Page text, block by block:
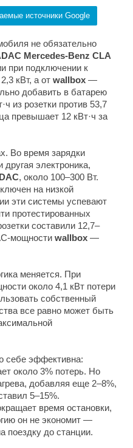
источники Google
не обязательно
Mercedes-Benz CLA
при подключении к
кВт, а от wallbox —
добавить в батарею
из розетки против 53,7
превышает 12 кВт·ч за
Во время зарядки
электроника,
, около 100–300 Вт.
на низкой
эти системы успевают
протестированных
составили 12,7–
мощности wallbox —
меняется. При
около 4,1 кВт потери
собственный
все равно может быть
себе эффективна:
около 3% потерь. Но
добавляя еще 2–8%,
5–15%.
время остановки,
он не экономит —
поездку до станции.